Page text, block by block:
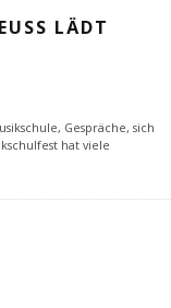
LÄDT
Gespräche, sich
hat viele